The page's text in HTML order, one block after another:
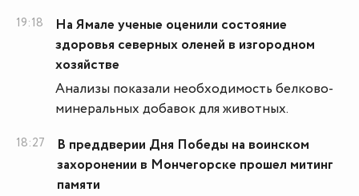
19:18
На Ямале ученые оценили состояние
здоровья северных оленей в изгородном
хозяйстве
Анализы показали необходимость белково-
минеральных добавок для животных.
18:27
В преддверии Дня Победы на воинском
захоронении в Мончегорске прошел митинг
памяти